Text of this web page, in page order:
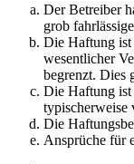
Der Betreiber
grob
Die Haftung ist
wesentlicher
begrenzt. Dies
Die Haftung ist
typischerweise
Die
Ansprüche für